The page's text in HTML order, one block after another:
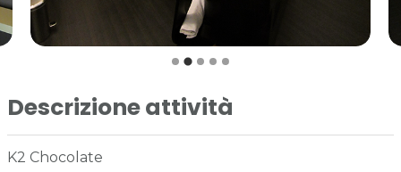
Descrizione attività
K2 Chocolate